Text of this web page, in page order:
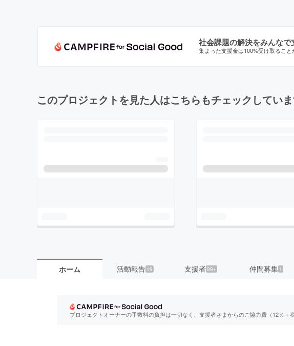
社会課題の解決をみんな
集まった支援金は100%受け取ること
このプロジェクトを見た人はこちらもチェックしてい
ホーム 活動報告 19 支援者99+ 仲間募集 1
プロジェクトオーナーの手数料の負担は一切なく、支援者さまからのご協力費（12％＋